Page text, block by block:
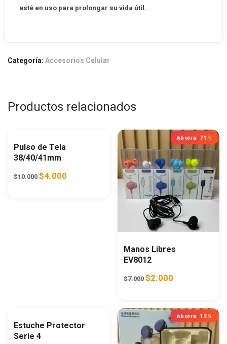
esté en uso para prolongar su vida útil.
Categoría: Accesorios Celular
Productos relacionados
Pulso de Tela
38/40/41mm
$10.000 Original price was: $10.000.
$4.000 Current price is: $4.000.
Ahorra 71%
Manos Libres
EV8012
$7.000 Original price was:
$2.000
Estuche Protector
Serie 4
Ahorra 12%